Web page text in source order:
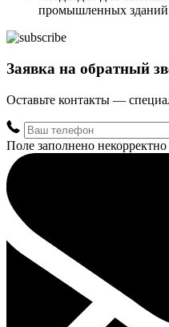
промышленных зданий
Заявка на обратный
Оставьте контакты —
Поле заполнено некорректно